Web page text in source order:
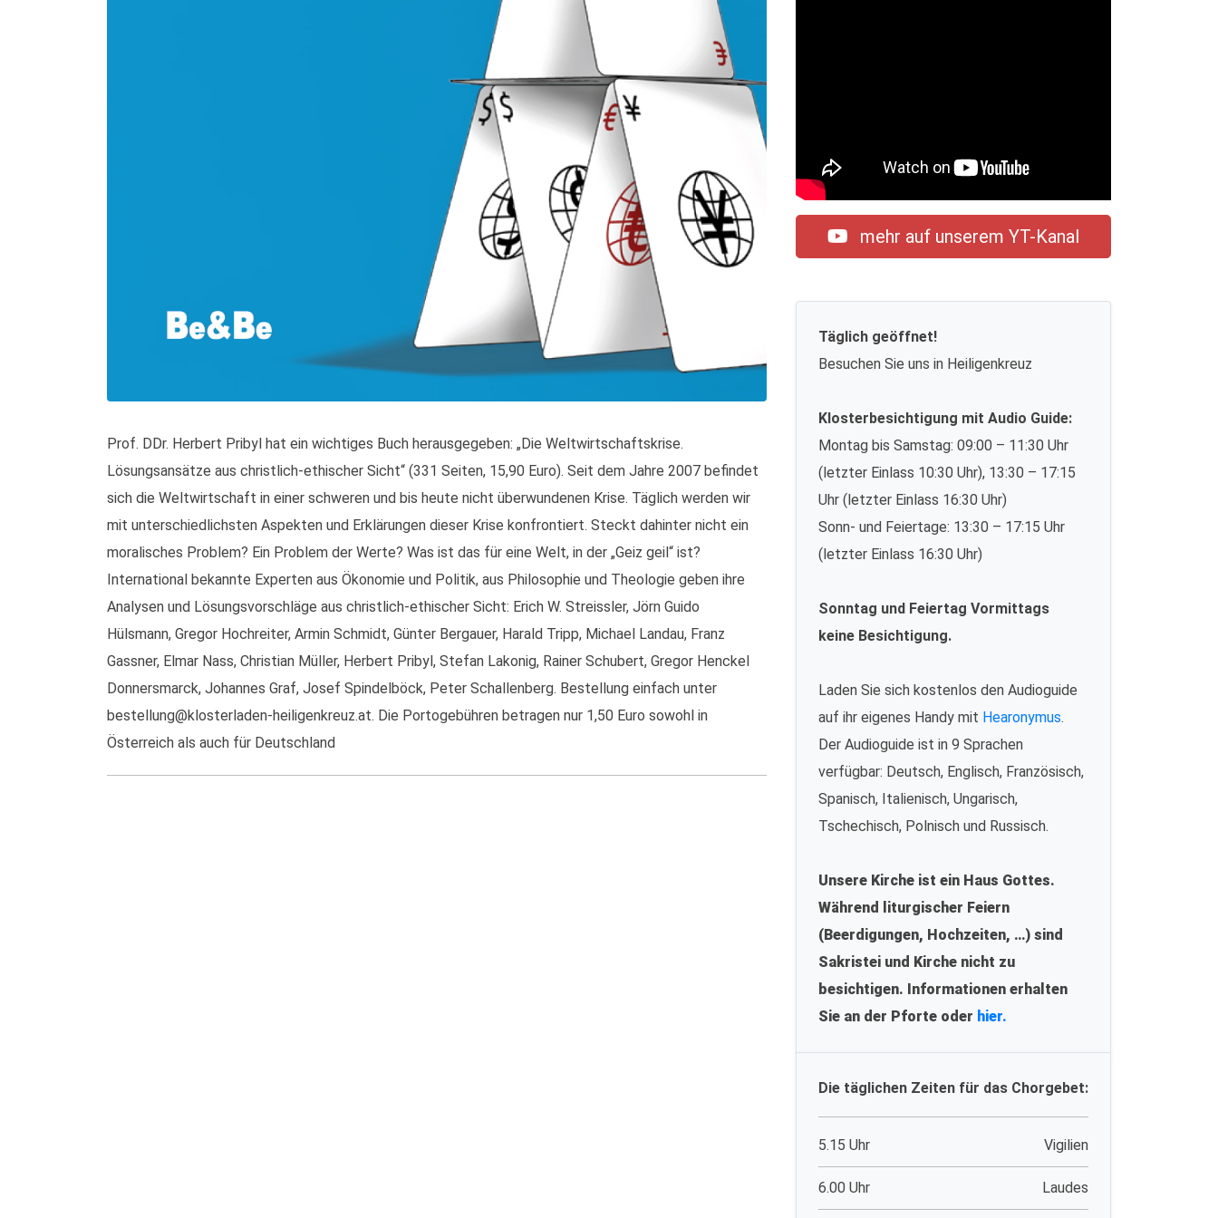
Prof. DDr. Herbert Pribyl hat ein wichtiges Buch herausgegeben: „Die Weltwirtschaftskrise.
Lösungsansätze aus christlich-ethischer Sicht“ (331 Seiten, 15,90 Euro). Seit dem Jahre 2007 befindet
sich die Weltwirtschaft in einer schweren und bis heute nicht überwundenen Krise. Täglich werden wir
mit unterschiedlichsten Aspekten und Erklärungen dieser Krise konfrontiert. Steckt dahinter nicht ein
moralisches Problem? Ein Problem der Werte? Was ist das für eine Welt, in der „Geiz geil“ ist?
International bekannte Experten aus Ökonomie und Politik, aus Philosophie und Theologie geben ihre
Analysen und Lösungsvorschläge aus christlich-ethischer Sicht: Erich W. Streissler, Jörn Guido
Hülsmann, Gregor Hochreiter, Armin Schmidt, Günter Bergauer, Harald Tripp, Michael Landau, Franz
Gassner, Elmar Nass, Christian Müller, Herbert Pribyl, Stefan Lakonig, Rainer Schubert, Gregor Henckel
Donnersmarck, Johannes Graf, Josef Spindelböck, Peter Schallenberg. Bestellung einfach unter
bestellung@klosterladen-heiligenkreuz.at. Die Portogebühren betragen nur 1,50 Euro sowohl in
Österreich als auch für Deutschland
mehr auf unserem YT-Kanal
Täglich geöffnet!
Besuchen Sie uns in Heiligenkreuz
Klosterbesichtigung mit Audio Guide:
Montag bis Samstag: 09:00 – 11:30 Uhr
(letzter Einlass 10:30 Uhr), 13:30 – 17:15
Uhr (letzter Einlass 16:30 Uhr)
Sonn- und Feiertage: 13:30 – 17:15 Uhr
(letzter Einlass 16:30 Uhr)
Sonntag und Feiertag Vormittags
keine Besichtigung.
Laden Sie sich kostenlos den Audioguide
auf ihr eigenes Handy mit Hearonymus.
Der Audioguide ist in 9 Sprachen
verfügbar: Deutsch, Englisch, Französisch,
Spanisch, Italienisch, Ungarisch,
Tschechisch, Polnisch und Russisch.
Unsere Kirche ist ein Haus Gottes.
Während liturgischer Feiern
(Beerdigungen, Hochzeiten, …) sind
Sakristei und Kirche nicht zu
besichtigen. Informationen erhalten
Sie an der Pforte oder hier.
Die täglichen Zeiten für das Chorgebet:
5.15 Uhr Vigilien
6.00 Uhr Laudes